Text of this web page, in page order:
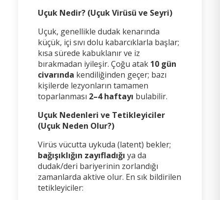
Uçuk Nedir? (Uçuk Virüsü ve Seyri)
Uçuk, genellikle dudak kenarında
küçük, içi sıvı dolu kabarcıklarla başlar;
kısa sürede kabuklanır ve iz
bırakmadan iyileşir. Çoğu atak 10 gün
civarında kendiliğinden geçer; bazı
kişilerde lezyonların tamamen
toparlanması 2–4 haftayı bulabilir.
Uçuk Nedenleri ve Tetikleyiciler
(Uçuk Neden Olur?)
Virüs vücutta uykuda (latent) bekler;
bağışıklığın zayıfladığı ya da
dudak/deri bariyerinin zorlandığı
zamanlarda aktive olur. En sık bildirilen
tetikleyiciler: